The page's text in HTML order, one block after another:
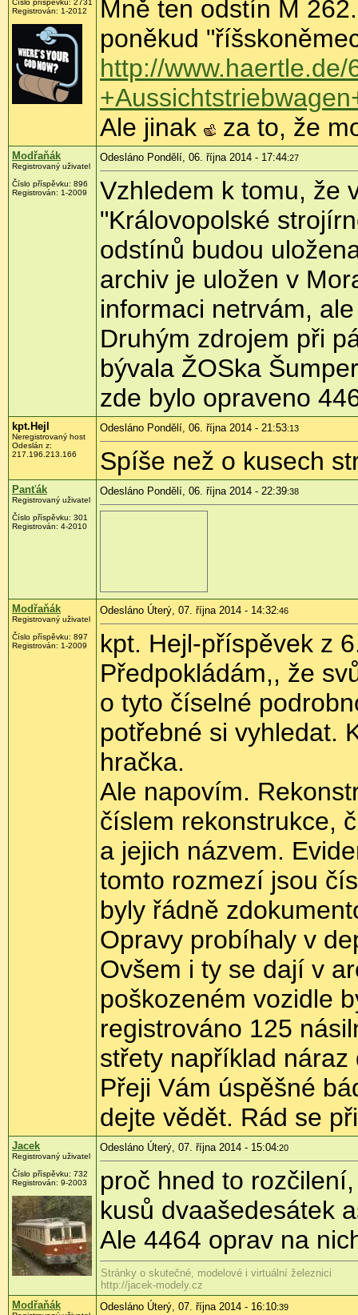
Číslo příspěvku: 2731
Registrován: 1-2012
Mně ten odstín M
poněkud
http://
Ale jinak
za to, že
Modřaňák
Registrovaný uživatel
Číslo příspěvku: 896
Registrován: 1-2009
Odesláno Pondělí, 06. října 2014 - 17:44:27
Vzhledem k tomu, že
"Královopolské
odstínů budou
archiv je uložen v
informaci netrvám,
Druhým zdrojem při
bývala ŽOSka
zde bylo opraveno
kpt.Hejl
Neregistrovaný host
Odeslán z:
217.196.213.166
Odesláno Pondělí, 06. října 2014 - 21:53:13
Spíše než o kusech
Panťák
Registrovaný uživatel
Číslo příspěvku: 301
Registrován: 4-2010
Odesláno Pondělí, 06. října 2014 - 22:39:38
Modřaňák
Registrovaný uživatel
Číslo příspěvku: 897
Registrován: 1-2009
Odesláno Úterý, 07. října 2014 - 14:32:46
kpt. Hejl-příspěvek z
Předpokládám,, že
o tyto číselné
potřebné si vyhledat.
hračka.
Ale napovím.
číslem rekonstrukce,
a jejich názvem.
tomto rozmezí jsou
byly řádně
Opravy probíhaly v
Ovšem i ty se dají v
poškozeném vozidle
registrováno 125
střety například náraz
Přeji Vám úspěšné
dejte vědět. Rád se
Jacek
Registrovaný uživatel
Číslo příspěvku: 732
Registrován: 9-2003
Odesláno Úterý, 07. října 2014 - 15:04:20
proč hned to
kusů dvaašedesátek
Ale 4464 oprav na
Stránky o skutečné, modelové i virtuální železnici
http://jacek-modely.cz
Modřaňák
Odesláno Úterý, 07. října 2014 - 16:10:39